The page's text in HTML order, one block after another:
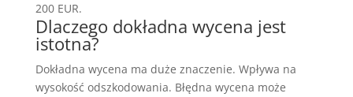
200 EUR.
Dlaczego dokładna wycena jest
istotna?
Dokładna wycena ma duże znaczenie. Wpływa na
wysokość odszkodowania. Błędna wycena może